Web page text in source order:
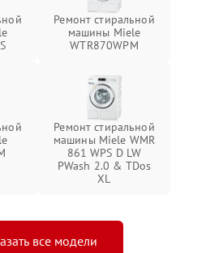
Ремонт стиральной
машины Miele
WTR870WPM
Ремонт стиральной
машины Miele WMR
861 WPS D LW
PWash 2.0 & TDos
XL
все модели